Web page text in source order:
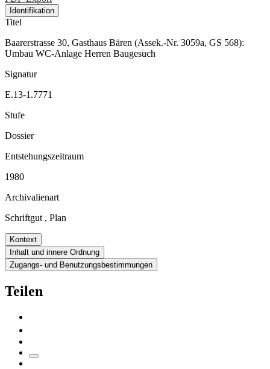
Identifikation
Titel
Baarerstrasse 30, Gasthaus Bären (Assek.-Nr. 3059a, GS 568):
Umbau WC-Anlage Herren Baugesuch
Signatur
E.13-1.7771
Stufe
Dossier
Entstehungszeitraum
1980
Archivalienart
Schriftgut , Plan
Kontext
Inhalt und innere Ordnung
Zugangs- und Benutzungsbestimmungen
Teilen